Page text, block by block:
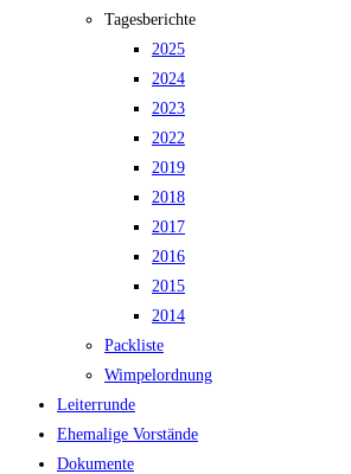
Tagesberichte
2025
2024
2023
2022
2019
2018
2017
2016
2015
2014
Packliste
Wimpelordnung
Leiterrunde
Ehemalige Vorstände
Dokumente